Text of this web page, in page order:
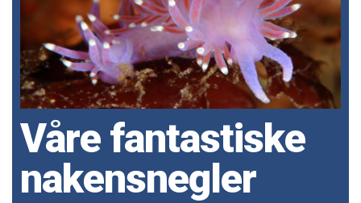
Våre fantastiske
nakensnegler